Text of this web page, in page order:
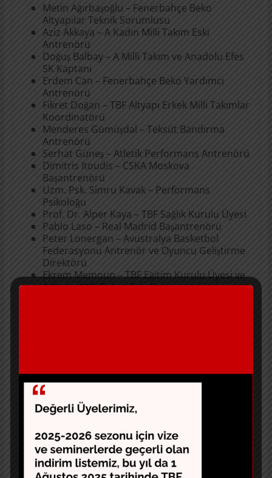
Metin Ağırbaşoğlu – Fenerbahçe Beko
Altyapılar Teknik Sorumlusu
Aziz Akkaya – A Kadın Milli Takım Eski
Antrenörü
Doğuş Balbay – A Milli Takım ve Anadolu Efes
SK Kaptanı
Erdem Can – Fenerbahçe Beko Yardımcı
Antrenörü
Fikret Doğan – TBF Altyapı Erkek Milli Takımlar
Koordinatörü
Menderes Gümüşdal – Teksüt Bandırma
Antrenörü
Serhat Güneş – Atletik Performans Antrenörü
Dimitris Itoudis – CSKA Moskova
Başantrenörü
Uzm. Psk. Simru Kavak – Performans
Psikoloğu
Prof. Dr. Alper Kaya – TBF Sağlık Kurulu Üyesi
Pablo Laso – Real Madrid Başantrenörü
Peter Lonergan – Avustralya Basketbol
Federasyonu Antrenör ve Oyuncu Geliştirme
Direktörü
Ekrem Memnun – TBF Eğitim Kurulu Üyesi ve
A Kadın Milli Takım Eski Başantrenörü
Uluslararası Basketbol Antrenör Semineri’nin kayıtları
önce e-Devlet sistemi, ardından TBF Akademi
kadar gerçekleştirilebilecek.
Kaynak: www.tbf.org.tr